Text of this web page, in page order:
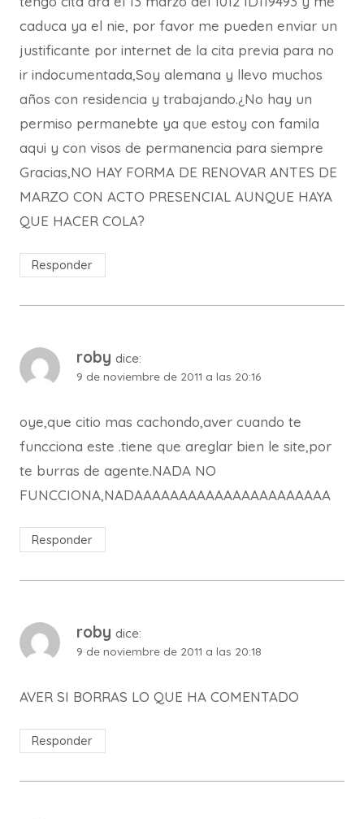
caduca ya el nie, por favor me pueden enviar un
justificante por internet de la cita previa para no
ir indocumentada,Soy alemana y llevo muchos
años con residencia y trabajando.¿No hay un
permiso permanebte ya que estoy con famila
aqui y con visos de permanencia para siempre
Gracias,NO HAY FORMA DE RENOVAR ANTES DE
MARZO CON ACTO PRESENCIAL AUNQUE HAYA
QUE HACER COLA?
Responder
roby dice:
9 de noviembre de 2011 a las 20:16
oye,que citio mas cachondo,aver cuando te
funcciona este .tiene que areglar bien le site,por
te burras de agente.NADA NO
FUNCCIONA,NADAAAAAAAAAAAAAAAAAAAAAA
Responder
roby dice:
9 de noviembre de 2011 a las 20:18
AVER SI BORRAS LO QUE HA COMENTADO
Responder